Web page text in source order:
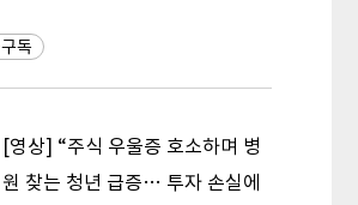
구독
[영상] “주식 우울증 호소하며 병
원 찾는 청년 급증… 투자 손실에